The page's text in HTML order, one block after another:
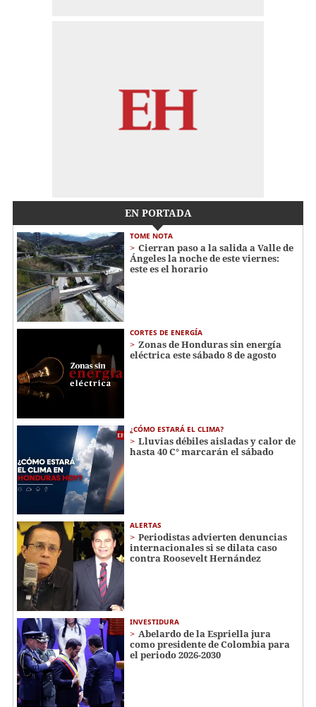
EN PORTADA
TOME NOTA
Cierran paso a la salida a Valle de
Ángeles la noche de este viernes:
este es el horario
CORTES DE ENERGÍA
Zonas de Honduras sin energía
eléctrica este sábado 8 de agosto
¿CÓMO ESTARÁ EL CLIMA?
Lluvias débiles aisladas y calor de
hasta 40 C° marcarán el sábado
ALERTAS
Periodistas advierten denuncias
internacionales si se dilata caso
contra Roosevelt Hernández
INVESTIDURA
Abelardo de la Espriella jura
como presidente de Colombia para
el periodo 2026-2030